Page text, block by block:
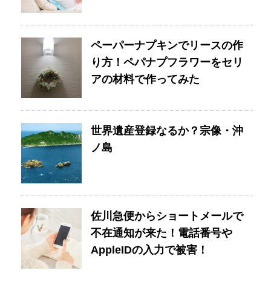
ペーパーナプキンでリースの作
り方！ペパナプフラワーをセリ
アの材料で作ってみた
世界遺産登録なるか？宗像・沖
ノ島
佐川急便からショートメールで
不在通知が来た！電話番号や
AppleIDの入力で被害！